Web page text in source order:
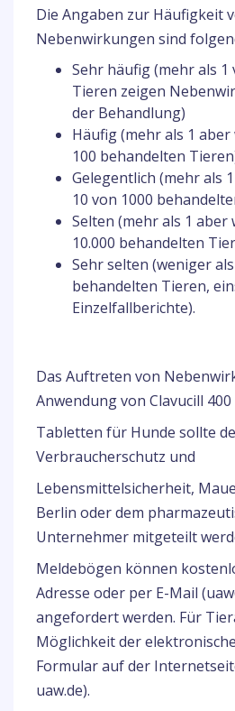
Die Angaben zur Häufigkeit
Nebenwirkungen sind
Sehr häufig (mehr als
Tieren zeigen
der Behandlung)
Häufig (mehr als 1
100 behandelten
Gelegentlich (mehr als
10 von 1000
Selten (mehr als 1 aber
10.000 behandelten
Sehr selten (weniger
behandelten Tieren,
Einzelfallberichte).
Das Auftreten von
Anwendung von Clavucill
Tabletten für Hunde sollte
Verbraucherschutz und
Lebensmittelsicherheit,
Berlin oder dem
Unternehmer mitgeteilt
Meldebögen können
Adresse oder per E-Mail
angefordert werden. Für
Möglichkeit der
Formular auf der
uaw.de).